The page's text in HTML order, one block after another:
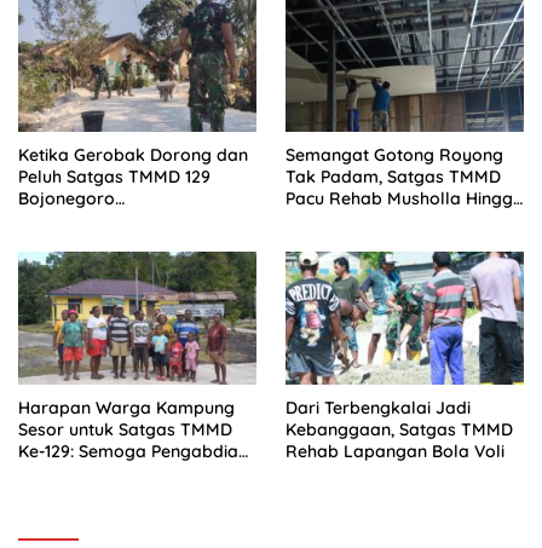
Ketika Gerobak Dorong dan
Peluh Satgas TMMD 129
Bojonegoro
Semangat Gotong Royong
Tak Padam, Satgas TMMD
Pacu Rehab Musholla Hingga
Harapan Warga Kampung
Sesor untuk Satgas TMMD
Ke-129: Semoga Pengabdian
Dari Terbengkalai Jadi
Kebanggaan, Satgas TMMD
Rehab Lapangan Bola Voli